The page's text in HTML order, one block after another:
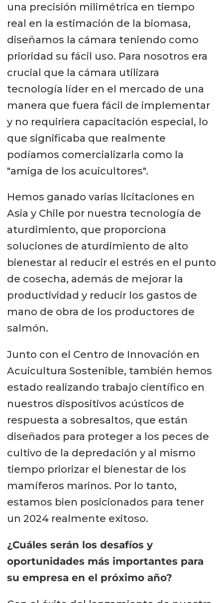
una precisión milimétrica en tiempo
real en la estimación de la biomasa,
diseñamos la cámara teniendo como
prioridad su fácil uso. Para nosotros era
crucial que la cámara utilizara
tecnología líder en el mercado de una
manera que fuera fácil de implementar
y no requiriera capacitación especial, lo
que significaba que realmente
podíamos comercializarla como la
"amiga de los acuicultores".
Hemos ganado varias licitaciones en
Asia y Chile por nuestra tecnología de
aturdimiento, que proporciona
soluciones de aturdimiento de alto
bienestar al reducir el estrés en el punto
de cosecha, además de mejorar la
productividad y reducir los gastos de
mano de obra de los productores de
salmón.
Junto con el Centro de Innovación en
Acuicultura Sostenible, también hemos
estado realizando trabajo científico en
nuestros dispositivos acústicos de
respuesta a sobresaltos, que están
diseñados para proteger a los peces de
cultivo de la depredación y al mismo
tiempo priorizar el bienestar de los
mamíferos marinos. Por lo tanto,
estamos bien posicionados para tener
un 2024 realmente exitoso.
¿Cuáles serán los desafíos y
oportunidades más importantes para
su empresa en el próximo año?